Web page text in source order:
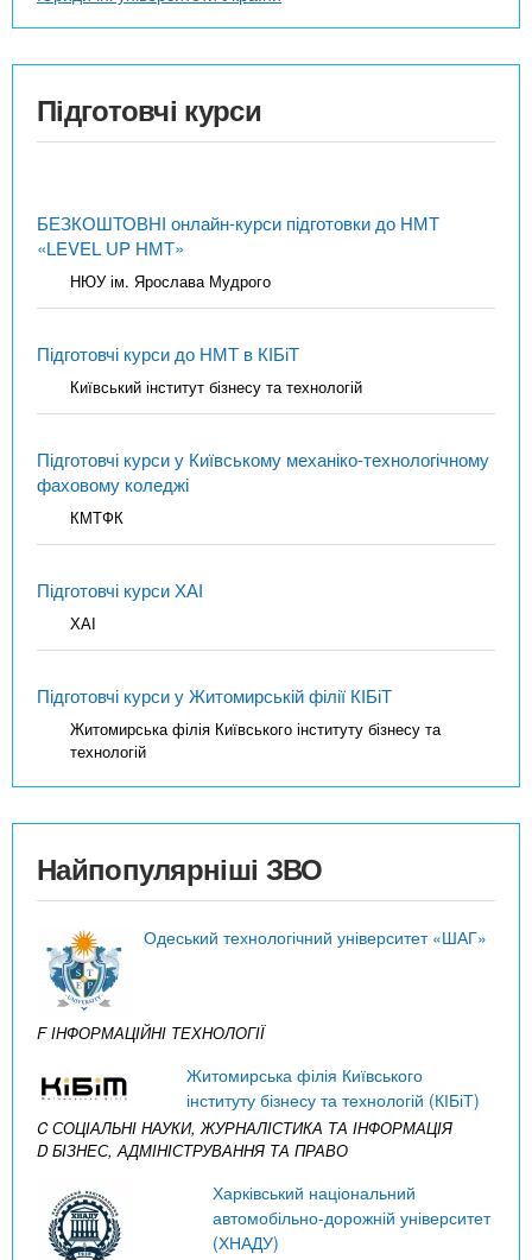
Підготовчі курси
БЕЗКОШТОВНІ онлайн-курси підготовки до НМТ
«LEVEL UP НМТ»
НЮУ ім. Ярослава Мудрого
Підготовчі курси до НМТ в КІБіТ
Київський інститут бізнесу та технологій
Підготовчі курси у Київському механіко-технологічному
фаховому коледжі
КМТФК
Підготовчі курси ХАІ
ХАІ
Підготовчі курси у Житомирській філії КІБіТ
Житомирська філія Київського інституту бізнесу та
технологій
Найпопулярніші ЗВО
Одеський технологічний університет «ШАГ»
F ІНФОРМАЦІЙНІ ТЕХНОЛОГІЇ
Житомирська філія Київського
інституту бізнесу та технологій (КІБіТ)
C СОЦІАЛЬНІ НАУКИ, ЖУРНАЛІСТИКА ТА ІНФОРМАЦІЯ
D БІЗНЕС, АДМІНІСТРУВАННЯ ТА ПРАВО
Харківський національний
автомобільно-дорожній університет
(ХНАДУ)